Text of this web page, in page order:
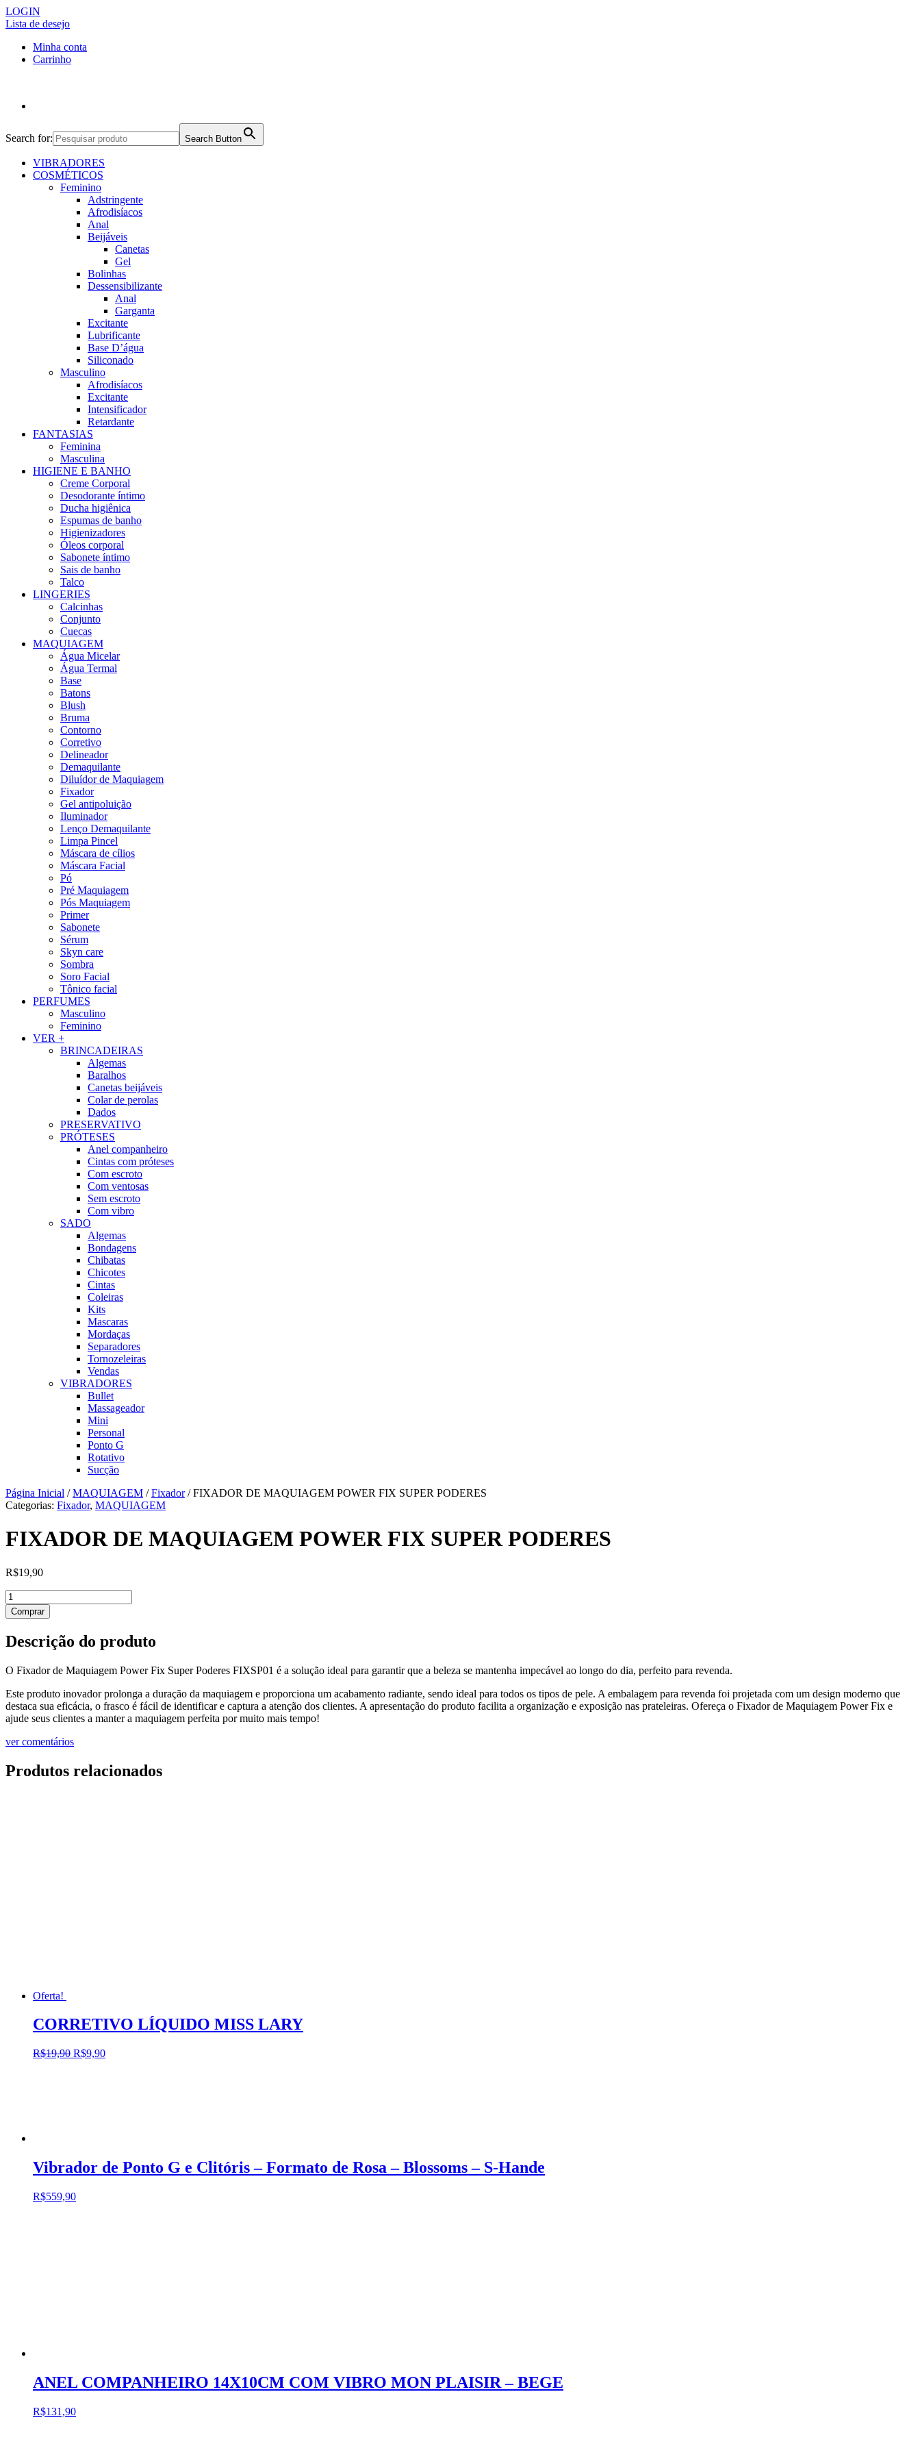
LOGIN
Lista de desejo
Minha conta
Carrinho
Search for: Search Button
VIBRADORES
COSMÉTICOS
Feminino
Adstringente
Afrodisíacos
Anal
Beijáveis
Canetas
Gel
Bolinhas
Dessensibilizante
Anal
Garganta
Excitante
Lubrificante
Base D’água
Siliconado
Masculino
Afrodisíacos
Excitante
Intensificador
Retardante
FANTASIAS
Feminina
Masculina
HIGIENE E BANHO
Creme Corporal
Desodorante íntimo
Ducha higiênica
Espumas de banho
Higienizadores
Óleos corporal
Sabonete íntimo
Sais de banho
Talco
LINGERIES
Calcinhas
Conjunto
Cuecas
MAQUIAGEM
Água Micelar
Água Termal
Base
Batons
Blush
Bruma
Contorno
Corretivo
Delineador
Demaquilante
Diluídor de Maquiagem
Fixador
Gel antipoluição
Iluminador
Lenço Demaquilante
Limpa Pincel
Máscara de cílios
Máscara Facial
Pó
Pré Maquiagem
Pós Maquiagem
Primer
Sabonete
Sérum
Skyn care
Sombra
Soro Facial
Tônico facial
PERFUMES
Masculino
Feminino
VER +
BRINCADEIRAS
Algemas
Baralhos
Canetas beijáveis
Colar de perolas
Dados
PRESERVATIVO
PRÓTESES
Anel companheiro
Cintas com próteses
Com escroto
Com ventosas
Sem escroto
Com vibro
SADO
Algemas
Bondagens
Chibatas
Chicotes
Cintas
Coleiras
Kits
Mascaras
Mordaças
Separadores
Tornozeleiras
Vendas
VIBRADORES
Bullet
Massageador
Mini
Personal
Ponto G
Rotativo
Sucção
Página Inicial /MAQUIAGEM /Fixador/ FIXADOR DE MAQUIAGEM POWER FIX SUPER PODERES
Categorias: Fixador, MAQUIAGEM
FIXADOR DE MAQUIAGEM POWER FIX SUPER PODERES
R$19,90
FIXADOR
DE
MAQUIAGEM
FIX
PODERES
Comprar
Descrição do produto
O Fixador de Maquiagem Power Fix Super Poderes FIXSP01 é a solução ideal para garantir que a beleza se mantenha impecável ao longo do dia, perfeito para revenda.
Este produto inovador prolonga a duração da maquiagem e proporciona um acabamento radiante, sendo ideal para todos os tipos de pele. A embalagem para revenda foi projetada com um design moderno que
destaca sua eficácia, o frasco é fácil de identificar e captura a atenção dos clientes. A apresentação do produto facilita a organização e exposição nas prateleiras. Ofereça o Fixador de Maquiagem Power Fix e
ajude seus clientes a manter a maquiagem perfeita por muito mais tempo!
ver comentários
Produtos relacionados
Oferta!
CORRETIVO LÍQUIDO MISS LARY
R$19,90 O
R$9,90O
Vibrador de Ponto G e Clitóris – Formato de Rosa – Blossoms – S-Hande
R$559,90
ANEL COMPANHEIRO 14X10CM COM VIBRO MON PLAISIR – BEGE
R$131,90